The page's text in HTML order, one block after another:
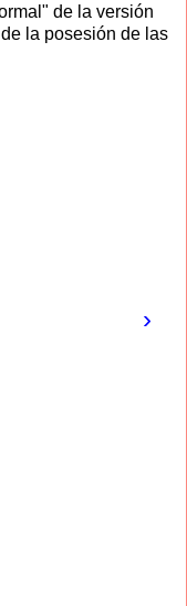
de la versión
la posesión de las
›